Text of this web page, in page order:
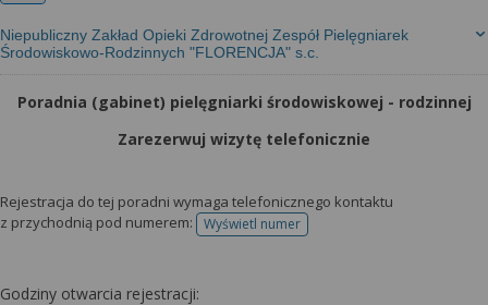
Niepubliczny Zakład Opieki Zdrowotnej Zespół Pielęgniarek
Środowiskowo-Rodzinnych "FLORENCJA" s.c.
Poradnia (gabinet) pielęgniarki środowiskowej - rodzinnej
Zarezerwuj wizytę telefonicznie
Rejestracja do tej poradni wymaga telefonicznego kontaktu
z przychodnią pod numerem:
Wyświetl numertelefonu do rejestracji
Godziny otwarcia rejestracji: